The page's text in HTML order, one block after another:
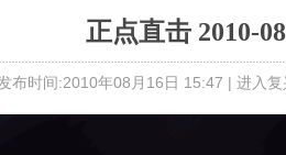
正点直击 2010-
布时间:2010年08月16日 15:47 | 进入